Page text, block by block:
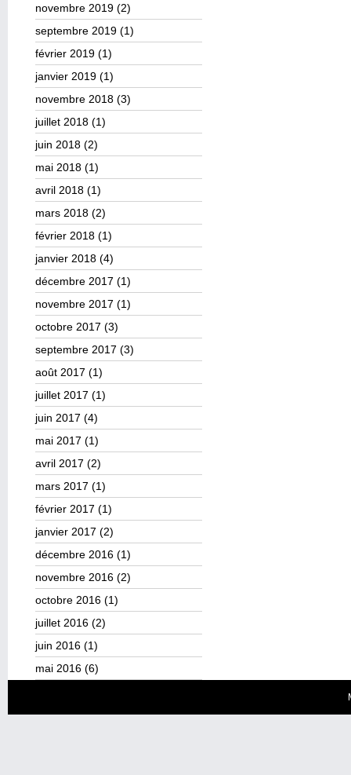
novembre 2019 (2)
septembre 2019 (1)
février 2019 (1)
janvier 2019 (1)
novembre 2018 (3)
juillet 2018 (1)
juin 2018 (2)
mai 2018 (1)
avril 2018 (1)
mars 2018 (2)
février 2018 (1)
janvier 2018 (4)
décembre 2017 (1)
novembre 2017 (1)
octobre 2017 (3)
septembre 2017 (3)
août 2017 (1)
juillet 2017 (1)
juin 2017 (4)
mai 2017 (1)
avril 2017 (2)
mars 2017 (1)
février 2017 (1)
janvier 2017 (2)
décembre 2016 (1)
novembre 2016 (2)
octobre 2016 (1)
juillet 2016 (2)
juin 2016 (1)
mai 2016 (6)